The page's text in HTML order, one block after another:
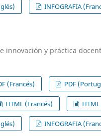
INFOGRAFIA
innovación y práctica
(Francés) PDF
HTML (Francés)
INFOGRAFIA